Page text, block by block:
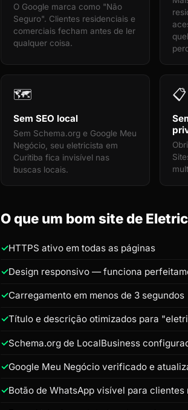
O Google marca como "Não
Seguro". Clientes residenciais e
comerciais fecham antes de ler
qualquer coisa.
🗺️
Sem SEO local
Sem Schema.org e Google Meu
Negócio, seu eletricista em
Curitiba fica invisível nas
buscas locais.
📋
O que um bom site de
HTTPS ativo em todas as páginas
Design responsivo — funciona
Carregamento em menos de 3 segundos
Título e descrição otimizados para
Schema.org de LocalBusiness
Google Meu Negócio verificado e
Botão de WhatsApp visível para